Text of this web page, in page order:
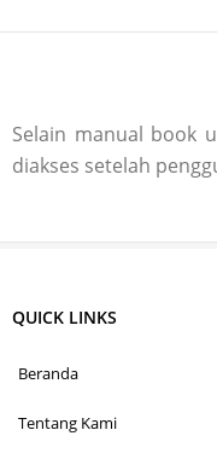
Selain manual book
diakses setelah
QUICK LINKS
Beranda
Tentang Kami